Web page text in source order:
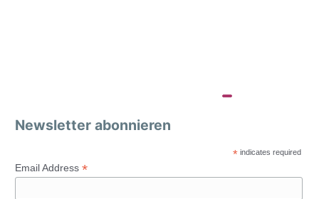
Newsletter abonnieren
* indicates required
Email Address *